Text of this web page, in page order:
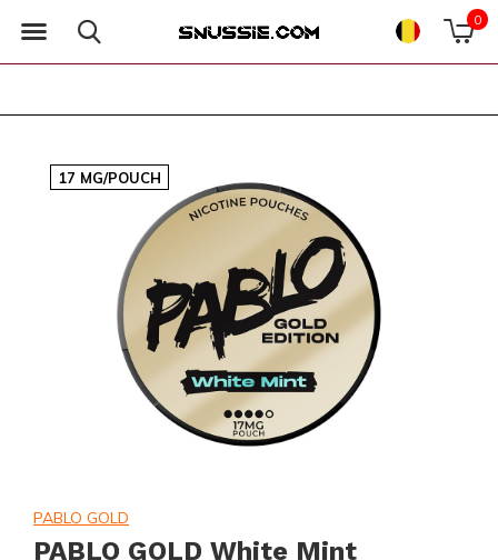
0
17 MG/POUCH
PABLO GOLD
PABLO GOLD White Mint